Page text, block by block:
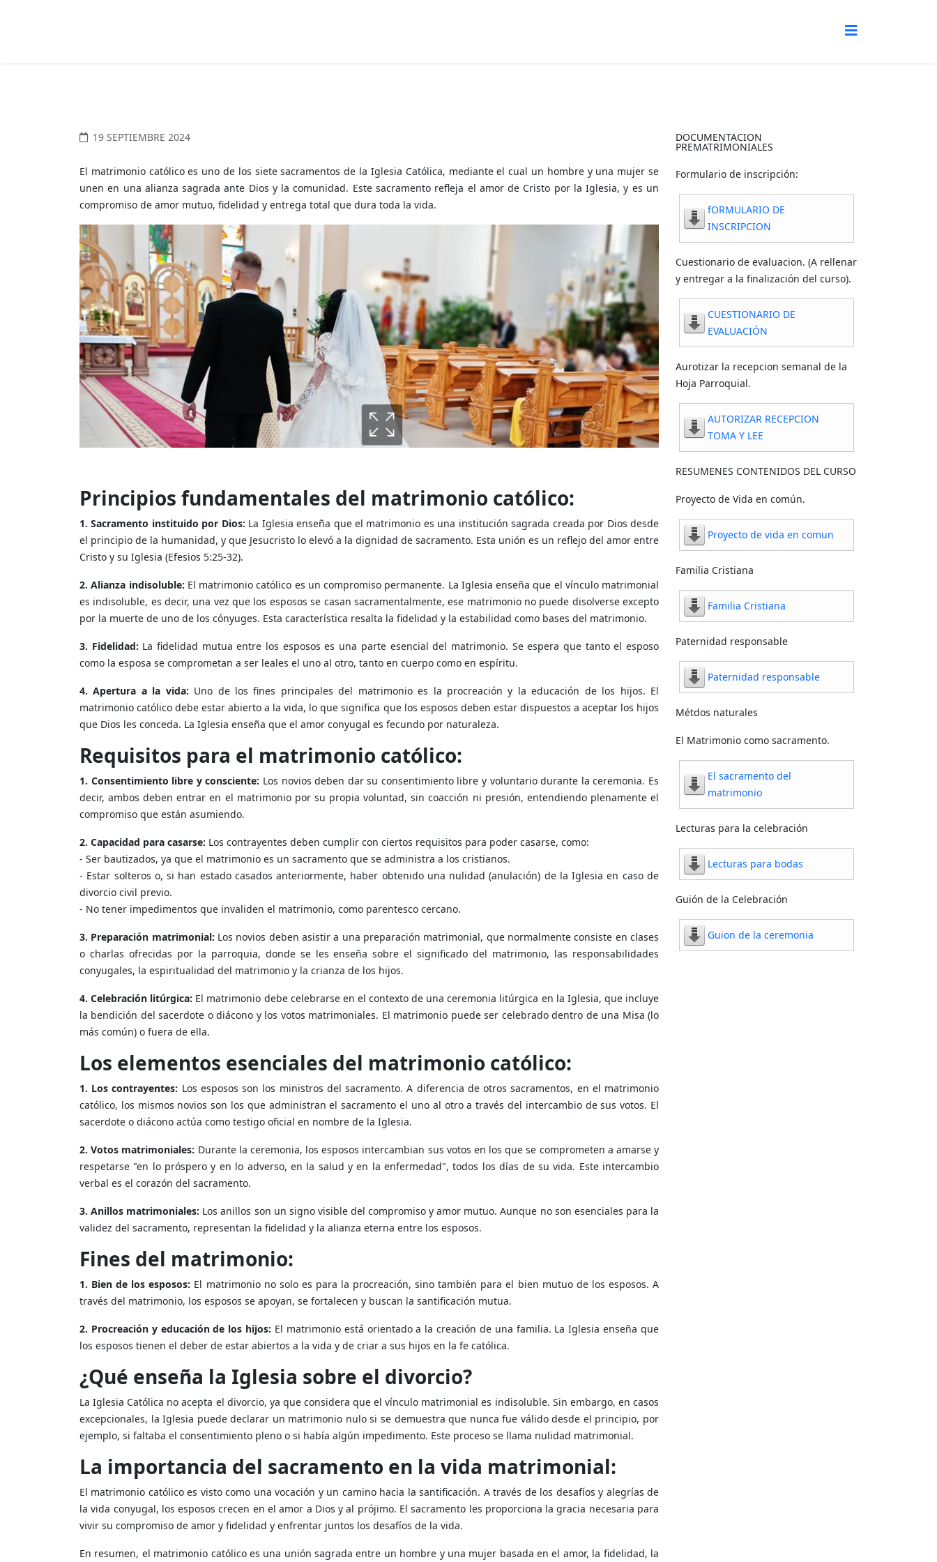
19 SEPTIEMBRE 2024
El matrimonio católico es uno de los siete sacramentos de la Iglesia Católica, mediante el cual un hombre y una mujer se
unen en una alianza sagrada ante Dios y la comunidad. Este sacramento refleja el amor de Cristo por la Iglesia, y es un
compromiso de amor mutuo, fidelidad y entrega total que dura toda la vida.
Principios fundamentales del matrimonio católico:
1. Sacramento instituido por Dios: La Iglesia enseña que el matrimonio es una institución sagrada creada por Dios desde
el principio de la humanidad, y que Jesucristo lo elevó a la dignidad de sacramento. Esta unión es un reflejo del amor entre
Cristo y su Iglesia (Efesios 5:25-32).
2. Alianza indisoluble: El matrimonio católico es un compromiso permanente. La Iglesia enseña que el vínculo matrimonial
es indisoluble, es decir, una vez que los esposos se casan sacramentalmente, ese matrimonio no puede disolverse excepto
por la muerte de uno de los cónyuges. Esta característica resalta la fidelidad y la estabilidad como bases del matrimonio.
3. Fidelidad: La fidelidad mutua entre los esposos es una parte esencial del matrimonio. Se espera que tanto el esposo
como la esposa se comprometan a ser leales el uno al otro, tanto en cuerpo como en espíritu.
4. Apertura a la vida: Uno de los fines principales del matrimonio es la procreación y la educación de los hijos. El
matrimonio católico debe estar abierto a la vida, lo que significa que los esposos deben estar dispuestos a aceptar los hijos
que Dios les conceda. La Iglesia enseña que el amor conyugal es fecundo por naturaleza.
Requisitos para el matrimonio católico:
1. Consentimiento libre y consciente: Los novios deben dar su consentimiento libre y voluntario durante la ceremonia. Es
decir, ambos deben entrar en el matrimonio por su propia voluntad, sin coacción ni presión, entendiendo plenamente el
compromiso que están asumiendo.
2. Capacidad para casarse: Los contrayentes deben cumplir con ciertos requisitos para poder casarse, como:
- Ser bautizados, ya que el matrimonio es un sacramento que se administra a los cristianos.
- Estar solteros o, si han estado casados anteriormente, haber obtenido una nulidad (anulación) de la Iglesia en caso de
divorcio civil previo.
- No tener impedimentos que invaliden el matrimonio, como parentesco cercano.
3. Preparación matrimonial: Los novios deben asistir a una preparación matrimonial, que normalmente consiste en clases
o charlas ofrecidas por la parroquia, donde se les enseña sobre el significado del matrimonio, las responsabilidades
conyugales, la espiritualidad del matrimonio y la crianza de los hijos.
4. Celebración litúrgica: El matrimonio debe celebrarse en el contexto de una ceremonia litúrgica en la Iglesia, que incluye
la bendición del sacerdote o diácono y los votos matrimoniales. El matrimonio puede ser celebrado dentro de una Misa (lo
más común) o fuera de ella.
Los elementos esenciales del matrimonio católico:
1. Los contrayentes: Los esposos son los ministros del sacramento. A diferencia de otros sacramentos, en el matrimonio
católico, los mismos novios son los que administran el sacramento el uno al otro a través del intercambio de sus votos. El
sacerdote o diácono actúa como testigo oficial en nombre de la Iglesia.
2. Votos matrimoniales: Durante la ceremonia, los esposos intercambian sus votos en los que se comprometen a amarse y
respetarse "en lo próspero y en lo adverso, en la salud y en la enfermedad", todos los días de su vida. Este intercambio
verbal es el corazón del sacramento.
3. Anillos matrimoniales: Los anillos son un signo visible del compromiso y amor mutuo. Aunque no son esenciales para la
validez del sacramento, representan la fidelidad y la alianza eterna entre los esposos.
Fines del matrimonio:
1. Bien de los esposos: El matrimonio no solo es para la procreación, sino también para el bien mutuo de los esposos. A
través del matrimonio, los esposos se apoyan, se fortalecen y buscan la santificación mutua.
2. Procreación y educación de los hijos: El matrimonio está orientado a la creación de una familia. La Iglesia enseña que
los esposos tienen el deber de estar abiertos a la vida y de criar a sus hijos en la fe católica.
¿Qué enseña la Iglesia sobre el divorcio?
La Iglesia Católica no acepta el divorcio, ya que considera que el vínculo matrimonial es indisoluble. Sin embargo, en casos
excepcionales, la Iglesia puede declarar un matrimonio nulo si se demuestra que nunca fue válido desde el principio, por
ejemplo, si faltaba el consentimiento pleno o si había algún impedimento. Este proceso se llama nulidad matrimonial.
La importancia del sacramento en la vida matrimonial:
El matrimonio católico es visto como una vocación y un camino hacia la santificación. A través de los desafíos y alegrías de
la vida conyugal, los esposos crecen en el amor a Dios y al prójimo. El sacramento les proporciona la gracia necesaria para
vivir su compromiso de amor y fidelidad y enfrentar juntos los desafíos de la vida.
En resumen, el matrimonio católico es una unión sagrada entre un hombre y una mujer basada en el amor, la fidelidad, la
DOCUMENTACION
PREMATRIMONIALES
Formulario de inscripción:
fORMULARIO DE
INSCRIPCION
Cuestionario de evaluacion. (A rellenar
y entregar a la finalización del curso).
CUESTIONARIO DE
EVALUACIÓN
Aurotizar la recepcion semanal de la
Hoja Parroquial.
AUTORIZAR RECEPCION
TOMA Y LEE
RESUMENES CONTENIDOS DEL CURSO
Proyecto de Vida en común.
Proyecto de vida en comun
Familia Cristiana
Familia Cristiana
Paternidad responsable
Paternidad responsable
Métdos naturales
El Matrimonio como sacramento.
El sacramento del
matrimonio
Lecturas para la celebración
Lecturas para bodas
Guión de la Celebración
Guion de la ceremonia